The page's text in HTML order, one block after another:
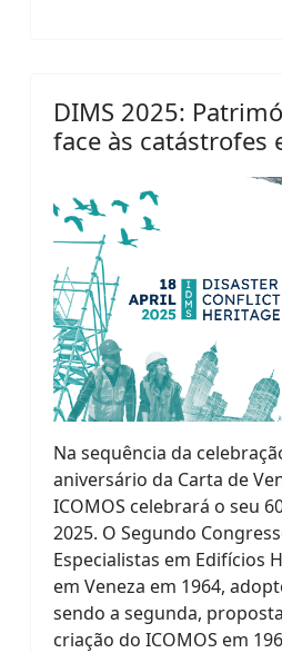
DIMS 2025:
face às catástrofes
Na sequência da
aniversário da Carta de
ICOMOS celebrará o seu
2025. O Segundo
Especialistas em Edifícios
em Veneza em 1964,
sendo a segunda, proposta
criação do ICOMOS em